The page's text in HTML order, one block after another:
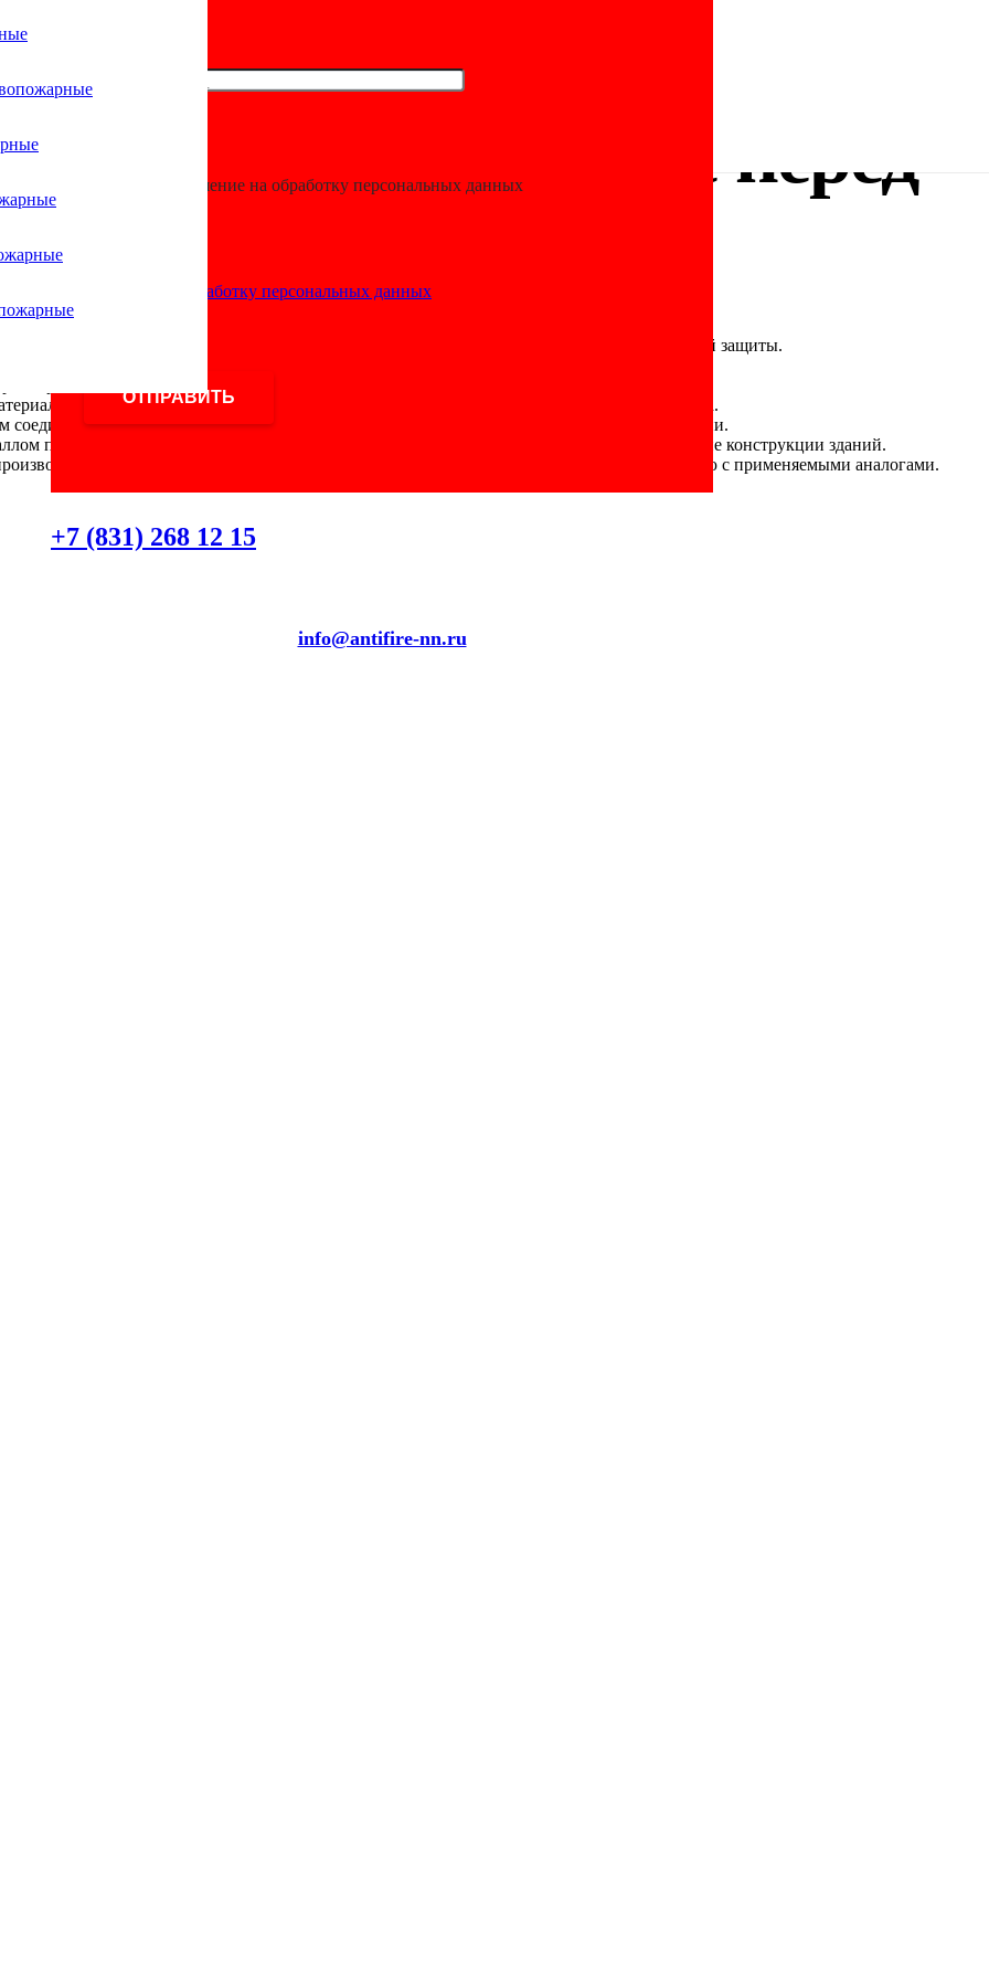
Я даю разрешение на обработку персональных данных
Согласие на обработку персональных данных
+7 (831) 268 12 15
info@antifire-nn.ru
у труб AntiFire перед
к воздействию огня, что делает их идеальным выбором для систем противопожарной защиты.
службы без потери своих свойств даже при интенсивной эксплуатации.
обеспечивают защиту от агрессивных сред и продлевают срок службы трубопровода.
соединительным элементам монтаж труб AntiFire не требует значительных усилий и времени.
позволяет облегчить транспортировку, хранение, монтаж и снизить нагрузки на несущие конструкции зданий.
и использованный материал дают кратный экономический эффект по сравнению с применяемыми аналогами.